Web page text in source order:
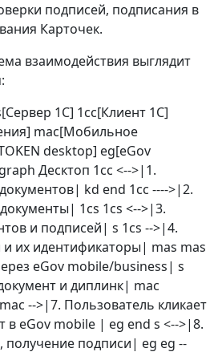
подписей, подписания в
Карточек.
взаимодействия выглядит
1С] 1cc[Клиент 1С]
mac[Мобильное
desktop] eg[eGov
Десктоп 1cc <-->|1.
kd end 1cc ---->|2.
1cs 1cs <-->|3.
и подписей| s 1cs -->|4.
их идентификаторы| mas mas
eGov mobile/business| s
и диплинк| mac
-->|7. Пользователь кликает
в eGov mobile | eg end s <-->|8.
получение подписи| eg eg --